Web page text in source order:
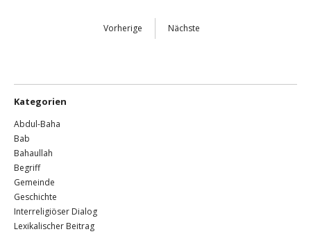
Vorherige Nächste
Kategorien
Abdul-Baha
Bab
Bahaullah
Begriff
Gemeinde
Geschichte
Interreligiöser Dialog
Lexikalischer Beitrag